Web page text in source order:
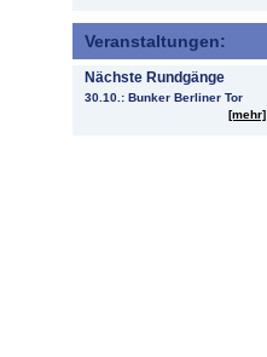
Veranstaltungen:
Nächste Rundgänge
30.10.: Bunker Berliner Tor
[mehr]